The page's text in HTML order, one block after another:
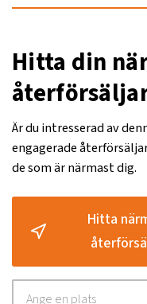
Hitta din
Är du intresserad av
engagerade
de som är närmast dig.
Hitta